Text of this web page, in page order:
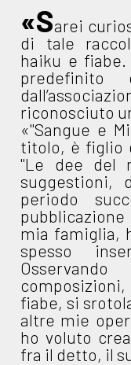
«Sarei
di tale
haiku e
predefinito
riconosciuto
«"Sangue e
titolo, è figlio
"Le dee del
suggestioni,
periodo
mia famiglia,
spesso
fiabe, si
altre mie
ho voluto
fra il detto, il